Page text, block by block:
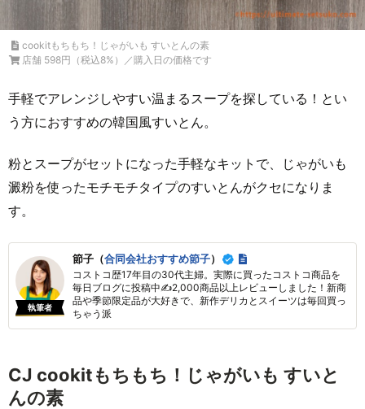
cookitもちもち！じゃがいも すいとんの素
店舗 598円（税込8%）／購入日の価格です
手軽でアレンジしやすい温まるスープを探している！とい
う方におすすめの韓国風すいとん。
粉とスープがセットになった手軽なキットで、じゃがいも
澱粉を使ったモチモチタイプのすいとんがクセになりま
す。
執筆者
節子（合同会社おすすめ節子）
コストコ歴17年目の30代主婦。実際に買ったコストコ商品を
毎日ブログに投稿中✍2,000商品以上レビューしました！新商
品や季節限定品が大好きで、新作デリカとスイーツは毎回買っ
ちゃう派
CJ cookitもちもち！じゃがいも すいと
んの素